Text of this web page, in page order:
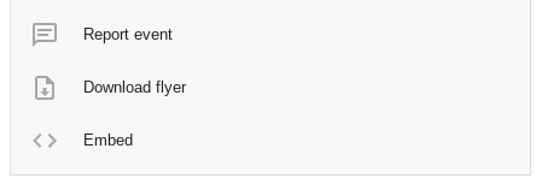
Report event
Download flyer
Embed